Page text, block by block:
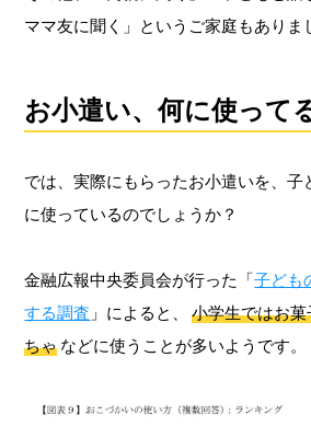
ママ友に聞く」というご家庭もありま
お小遣い、何に使って
では、実際にもらったお小遣いを、子
に使っているのでしょうか？
金融広報中央委員会が行った「子ども
する調査 」によると、
小学生ではお
ちゃ などに使うことが多いようです。